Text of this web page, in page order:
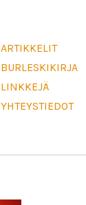
ARTIKKELIT
BURLESKIKIRJA
LINKKEJÄ
YHTEYSTIEDOT